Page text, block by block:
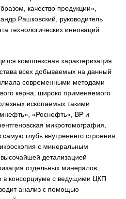
качество продукции», —
Рашковский, руководитель
технологических инноваций
комплексная характеризация
всех добываемых на данный
современными методами
керна, широко применяемого
ископаемых такими
«Роснефть», BP и
микротомография,
глубь внутреннего строения
с минеральным
детализацией
отдельных минералов,
в консорциуме с ведущими ЦКП
анализ с помощью